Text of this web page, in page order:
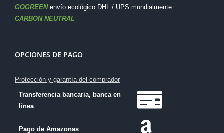
GOGREENenvío ecológico DHL / UPS mundialmente
CARBON NEUTRAL
OPCIONES DE PAGO
Protección y garantía del comprador
Transferencia bancaria, banca en
línea
Pago de Amazonas